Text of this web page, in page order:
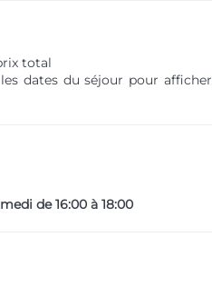
total
dates du séjour pour afficher
de 16:00 à 18:00